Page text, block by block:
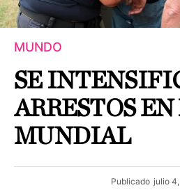
MUNDO
SE
ARRESTOS
MUNDIAL
Publicado julio